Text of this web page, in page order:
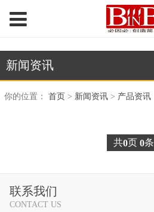
新闻资讯
你的位置：首页 > 新闻资讯 > 产品资讯
共0页 0条
联系我们
CONTACT US